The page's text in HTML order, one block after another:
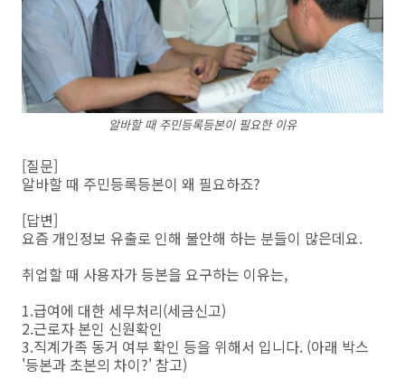
알바할 때 주민등록등본이 필요한 이유
[질문]
알바할 때 주민등록등본이 왜 필요하죠?
[답변]
요즘 개인정보 유출로 인해 불안해 하는 분들이 많은데요.
취업할 때 사용자가 등본을 요구하는 이유는,
1.급여에 대한 세무처리(세금신고)
2.근로자 본인 신원확인
3.직계가족 동거 여부 확인 등을 위해서 입니다. (아래 박스
'등본과 초본의 차이?' 참고)